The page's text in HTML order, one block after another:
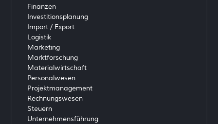
Finanzen
Investitionsplanung
Import / Export
Logistik
Marketing
Marktforschung
Materialwirtschaft
Personalwesen
Projektmanagement
Rechnungswesen
Steuern
Unternehmensführung